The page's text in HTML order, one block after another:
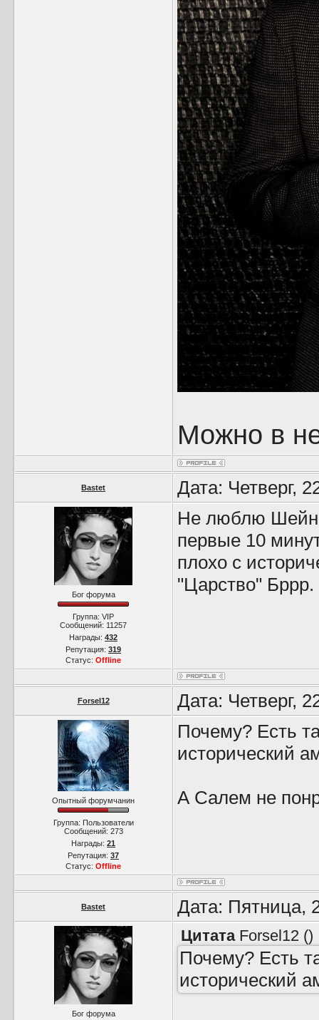
Можно в
Bastet Дата: Четверг,
Бог форума
Группа: VIP
Сообщений: 11257
Награды: 432
Репутация: 319
Статус: Offline
Не люблю
первые 10
плохо с
"Царство" Бррр.
Forsel12 Дата: Четверг,
Опытный форумчанин
Группа: Пользователи
Сообщений: 273
Награды: 21
Репутация: 37
Статус: Offline
Почему? Есть
исторический
А Салем не
Bastet Дата: Пятница,
Бог форума
Цитата Forsel12 ()
Почему? Есть
исторический